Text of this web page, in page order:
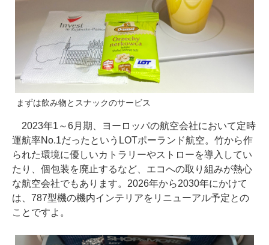
まずは飲み物とスナックのサービス
2023年1～6月期、ヨーロッパの航空会社において定時
運航率No.1だったというLOTポーランド航空。竹から作
られた環境に優しいカトラリーやストローを導入してい
たり、個包装を廃止するなど、エコへの取り組みが熱心
な航空会社でもあります。2026年から2030年にかけて
は、787型機の機内インテリアをリニューアル予定との
ことですよ。